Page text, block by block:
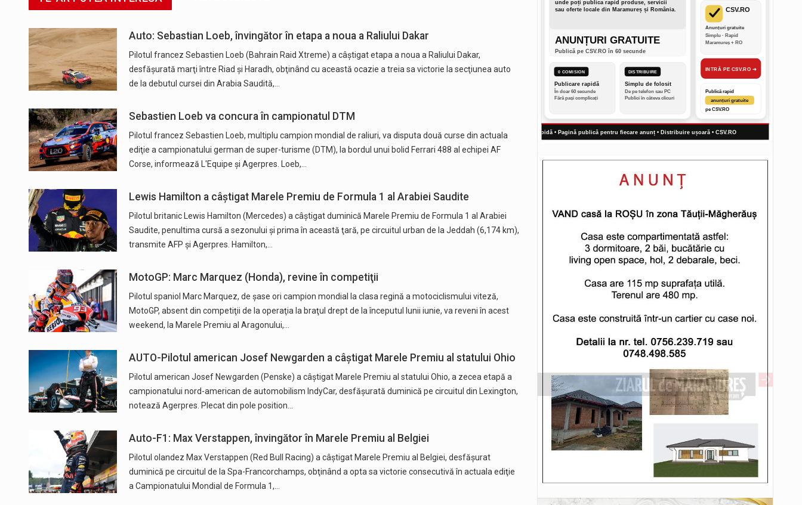
Auto: Sebastian Loeb, învingător în etapa a noua a Raliului Dakar
Pilotul francez Sebastien Loeb (Bahrain Raid Xtreme) a câştigat etapa a noua a Raliului Dakar,
desfăşurată marţi între Riad şi Haradh, obţinând cu această ocazie a treia sa victorie la secţiunea auto
de la debutul cursei din Arabia Saudită,…
Sebastien Loeb va concura în campionatul DTM
Pilotul francez Sebastien Loeb, multiplu campion mondial de raliuri, va disputa două curse din actuala
ediţie a campionatului german de super-turisme (DTM), la bordul unui bolid Ferrari 488 al echipei AF
Corse, informează L'Equipe și Agerpres. Loeb,…
Lewis Hamilton a câştigat Marele Premiu de Formula 1 al Arabiei Saudite
Pilotul britanic Lewis Hamilton (Mercedes) a câştigat duminică Marele Premiu de Formula 1 al Arabiei
Saudite, penultima cursă a sezonului şi prima în această ţară, pe circuitul urban de la Jeddah (6,174 km),
transmite AFP și Agerpres. Hamilton,…
MotoGP: Marc Marquez (Honda), revine în competiţii
Pilotul spaniol Marc Marquez, de şase ori campion mondial la clasa regină a motociclismului viteză,
MotoGP, absent din competiţii de la operaţia la braţul drept de la începutul lunii iunie, va reveni în acest
weekend, la Marele Premiu al Aragonului,…
AUTO-Pilotul american Josef Newgarden a câştigat Marele Premiu al statului Ohio
Pilotul american Josef Newgarden (Penske) a câştigat Marele Premiu al statului Ohio, a zecea etapă a
campionatului nord-american de automobilism IndyCar, desfăşurată duminică pe circuitul din Lexington,
notează Agerpres. Plecat din pole position…
Auto-F1: Max Verstappen, învingător în Marele Premiu al Belgiei
Pilotul olandez Max Verstappen (Red Bull Racing) a câştigat Marele Premiu al Belgiei, desfăşurat
duminică pe circuitul de la Spa-Francorchamps, obţinând a opta sa victorie consecutivă în actuala ediţie
a Campionatului Mondial de Formula 1,…